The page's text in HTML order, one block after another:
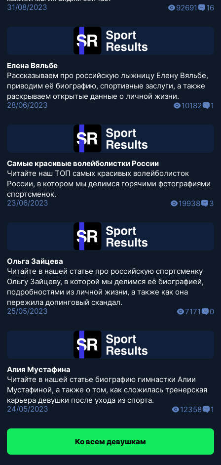
31/08/2023
92691 16
Елена Вяльбе
Рассказываем про российскую лыжницу Елену Вяльбе,
приводим её биографию, спортивные заслуги, а также
раскрываем открытые данные о личной жизни.
28/06/2023
10182 1
Самые красивые волейболистки России
Читайте наш ТОП самых красивых волейболисток
России, в котором мы делимся горячими фотографиями
спортсменок.
23/06/2023
19938 3
Ольга Зайцева
Читайте в нашей статье про российскую спортсменку
Ольгу Зайцеву, в которой мы делимся её биографией,
подробностями из личной жизни, а также как она
пережила допинговый скандал.
25/05/2023
7171 0
Алия Мустафина
Читайте в нашей статье биографию гимнастки Алии
Мустафиной, а также о том, как сложилась тренерская
карьера девушки после ухода из спорта.
24/05/2023
12358 1
Ко всем девушкам